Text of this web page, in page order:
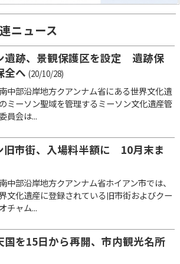
ニュース
遺跡、景観保護区を設定 遺跡保
全へ (20/10/28)
中部沿岸地方クアンナム省にある世界文化遺
ミーソン聖域を管理するミーソン文化遺産管
員会は...
旧市街、入場料半額に 10月末ま
中部沿岸地方クアンナム省ホイアン市では、
文化遺産に登録されている旧市街およびクー
チャム...
国を15日から再開、市内観光名所